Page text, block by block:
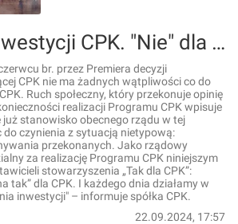
"Tak" dla inwestycji CPK. "Nie" dla sprzedaży iluzji
br. przez Premiera decyzji
CPK nie ma żadnych wątpliwości co do
Ruch społeczny, który przekonuje opinię
realizacji Programu CPK wpisuje
już stanowisko obecnego rządu w tej
do czynienia z sytuacją nietypową:
przekonanych. Jako rządowy
za realizację Programu CPK niniejszym
stowarzyszenia „Tak dla CPK”:
tak” dla CPK. I każdego dnia działamy w
inwestycji" – informuje spółka CPK.
22.09.2024, 17:57